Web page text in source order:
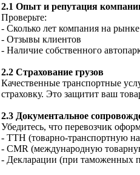
2.1 Опыт и репутация
Проверьте:
- Сколько лет компания на рынке
- Отзывы клиентов
- Наличие собственного
2.2 Страхование грузов
Качественные транспортные
страховку. Это защитит ваш
2.3 Документальное
Убедитесь, что перевозчик
- ТТН (товарно-транспортную
- CMR (международную
- Декларации (при таможенных